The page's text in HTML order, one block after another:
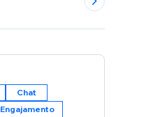
Chat
Engajamento